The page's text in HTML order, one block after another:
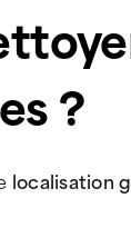
?
localisation